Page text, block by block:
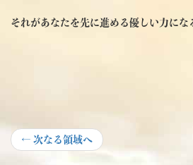
それがあなたを先に進める優しい力にな
投
← Previous
post:
次なる領域へ